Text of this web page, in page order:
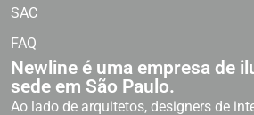
SAC
FAQ
Newline é uma empresa de
sede em São Paulo.
Ao lado de arquitetos, designers de